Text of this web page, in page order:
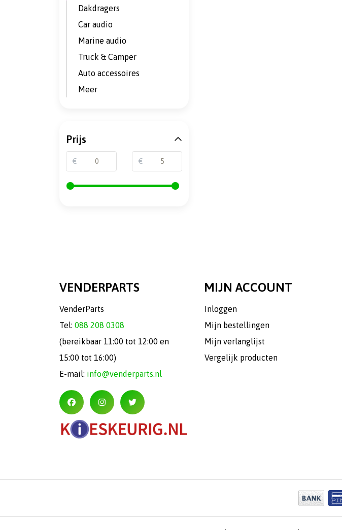
Dakdragers
Car audio
Marine audio
Truck & Camper
Auto accessoires
Meer
Prijs
€ €
VENDERPARTS
VenderParts
Tel: 088 208 0308
(bereikbaar 11:00 tot 12:00 en
15:00 tot 16:00)
E-mail: info@venderparts.nl
MIJN ACCOUNT
Inloggen
Mijn bestellingen
Mijn verlanglijst
Vergelijk producten